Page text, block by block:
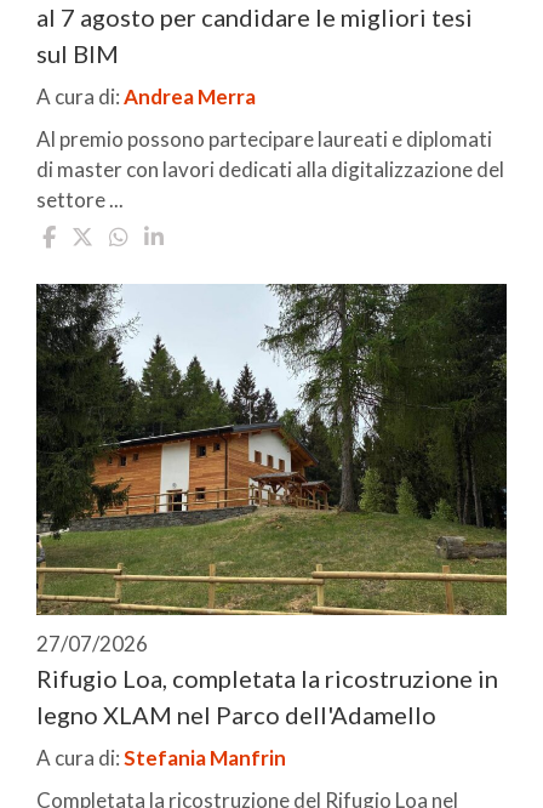
al 7 agosto per candidare le migliori tesi
sul BIM
A cura di:Andrea Merra
Al premio possono partecipare laureati e diplomati
di master con lavori dedicati alla digitalizzazione del
settore ...
27/07/2026
Rifugio Loa, completata la ricostruzione in
legno XLAM nel Parco dell'Adamello
A cura di:Stefania Manfrin
Completata la ricostruzione del Rifugio Loa nel